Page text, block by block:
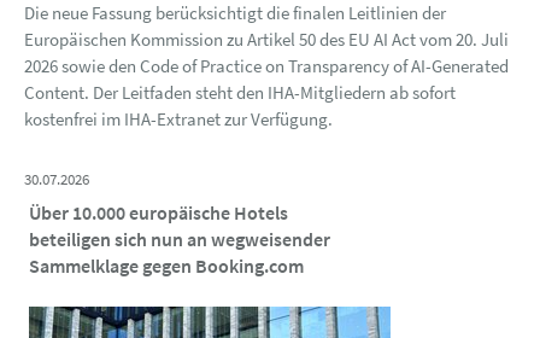
Die neue Fassung berücksichtigt die finalen Leitlinien der
Europäischen Kommission zu Artikel 50 des EU AI Act vom 20. Juli
2026 sowie den Code of Practice on Transparency of AI-Generated
Content. Der Leitfaden steht den IHA-Mitgliedern ab sofort
kostenfrei im IHA-Extranet zur Verfügung.
30.07.2026
Über 10.000 europäische Hotels
beteiligen sich nun an wegweisender
Sammelklage gegen Booking.com